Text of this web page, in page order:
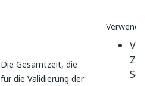
Die Gesamtzeit, die
für die Validierung der
Zeit